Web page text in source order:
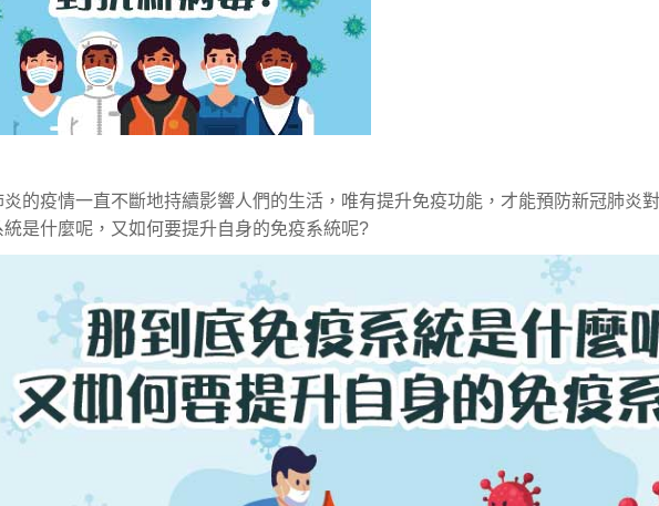
炎的疫情一直不斷地持續影響人們的生活，唯有提升免疫功能，才能預防新冠肺炎
統是什麼呢，又如何要提升自身的免疫系統呢?